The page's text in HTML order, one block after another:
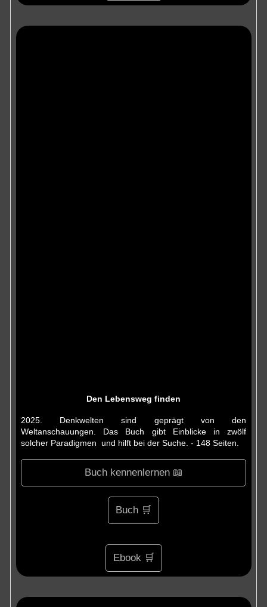
Den Lebensweg finden
2025. Denkwelten sind geprägt von den
Weltanschauungen. Das Buch gibt Einblicke in zwölf
solcher Paradigmen und hilft bei der Suche. - 148 Seiten.
Buch kennenlernen 📖
Buch 🛒
Ebook 🛒